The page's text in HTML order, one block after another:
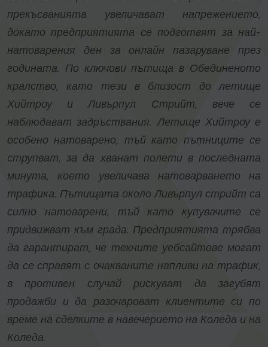
прекъсванията увеличават напрежението,
докато предприятията се подготвят за най-
натоварения ден за онлайн пазаруване през
годината. По ключови пътища в Обединеното
кралство, като тези в близост до летище
Хийтроу и Ливърпул Стрийт, вече се
наблюдават задръствания. Летище Хийтроу е
особено натоварено, тъй като пътниците се
струпват, за да хванат полети в последната
минута, което увеличава натоварването на
трафика. Пътищата около Ливърпул стрийт са
силно натоварени, тъй като купувачите се
придвижват към града. Предприятията трябва
да гарантират, че техните уебсайтове могат
да се справят с очакваните напливи на трафик,
в противен случай рискуват да загубят
продажби и да разочароват клиентите си по
време на сделките в навечерието на Коледа и на
Коледа.